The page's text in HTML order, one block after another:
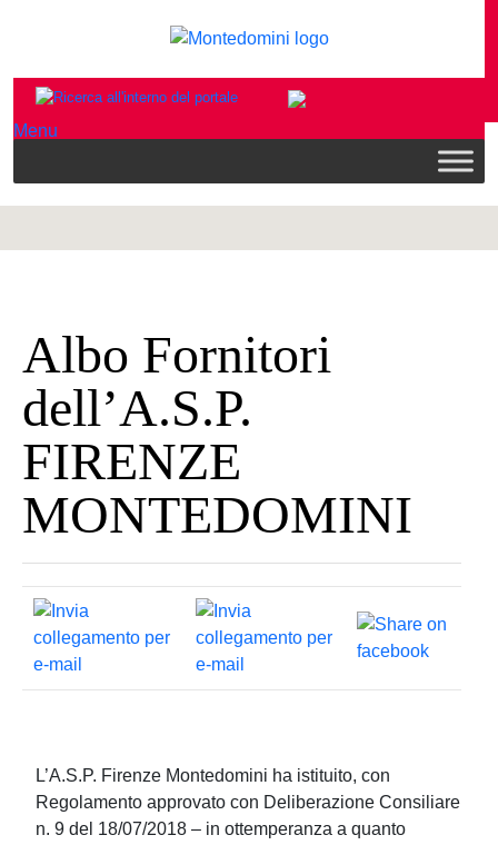
Menu
Albo Fornitori
dell’A.S.P.
FIRENZE
MONTEDOMINI
L’A.S.P. Firenze Montedomini ha istituito, con
Regolamento approvato con Deliberazione Consiliare
n. 9 del 18/07/2018 – in ottemperanza a quanto